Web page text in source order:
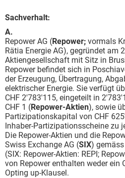
Sachverhalt:
A.
Repower AG (Repower; vormals
Rätia Energie AG), gegründet am
Aktiengesellschaft mit Sitz in
Repower befindet sich in
der Erzeugung, Übertragung,
elektrischer Energie. Sie verfügt
CHF 2'783'115, eingeteilt in
CHF 1 (Repower-Aktien), sowie
Partizipationskapital von CHF
Inhaber-Partizipationsscheine zu
Die Repower-Aktien und die
Swiss Exchange AG (SIX)
(SIX: Repower-Aktien: REPI;
von Repower enthalten weder ein
Opting up-Klausel.